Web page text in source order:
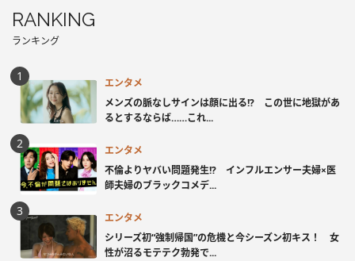
RANKING
ランキング
エンタメ
メンズの脈なしサインは顔に出る!? この世に地獄があ
るとするならば……これ...
エンタメ
不倫よりヤバい問題発生!? インフルエンサー夫婦×医
師夫婦のブラックコメデ...
エンタメ
シリーズ初“強制帰国”の危機と今シーズン初キス！ 女
性が沼るモテテク勃発で...